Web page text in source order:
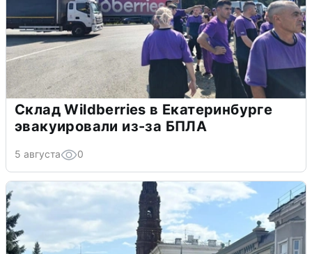
Склад Wildberries в Екатеринбурге
эвакуировали из-за БПЛА
5 августа 0